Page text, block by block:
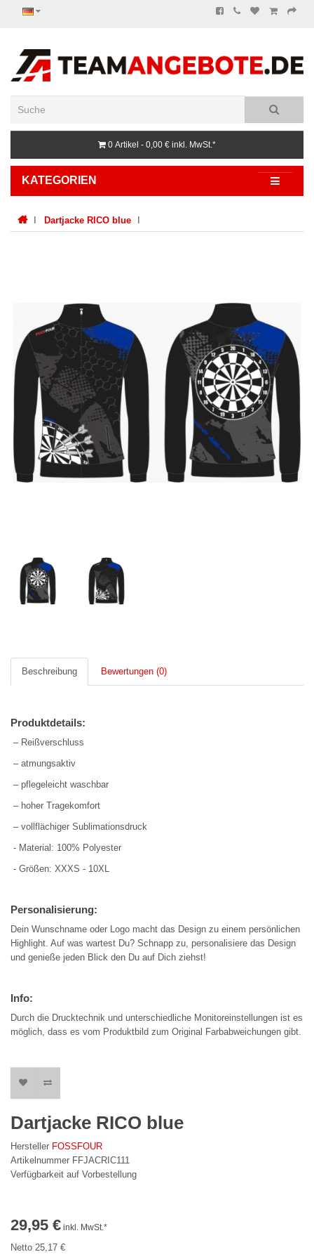
0 Artikel - 0,00 € inkl. MwSt.*
KATEGORIEN
Dartjacke RICO blue
Beschreibung Bewertungen (0)
Produktdetails:
– Reißverschluss
– atmungsaktiv
– pflegeleicht waschbar
– hoher Tragekomfort
– vollflächiger Sublimationsdruck
- Material: 100% Polyester
- Größen: XXXS - 10XL
Personalisierung:
Dein Wunschname oder Logo macht das Design zu einem persönlichen
Highlight. Auf was wartest Du? Schnapp zu, personalisiere das Design
und genieße jeden Blick den Du auf Dich ziehst!
Info:
Durch die Drucktechnik und unterschiedliche Monitoreinstellungen ist es
möglich, dass es vom Produktbild zum Original Farbabweichungen gibt.
Dartjacke RICO blue
Hersteller FOSSFOUR
Artikelnummer FFJACRIC111
Verfügbarkeit auf Vorbestellung
29,95 € inkl. MwSt.*
Netto 25,17 €